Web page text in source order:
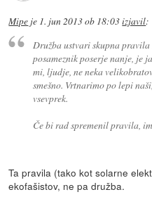
Mipe je 1. jun 2013 ob 18:03izjavil:
Družba ustvari skupna pravila
posameznik poserje nanje, je
mi, ljudje, ne neka
smešno. Vrtnarimo po lepi
vsevprek.
Če bi rad spremenil pravila,
Ta pravila (tako kot solarne
ekofašistov, ne pa družba.